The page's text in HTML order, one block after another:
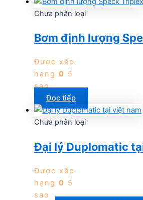
Chưa phân loại
Bơm định lượng
Được xếp
hạng 0 5
sao
Đọc tiếp
Chưa phân loại
Đại lý Duplomatic
Được xếp
hạng 0 5
sao